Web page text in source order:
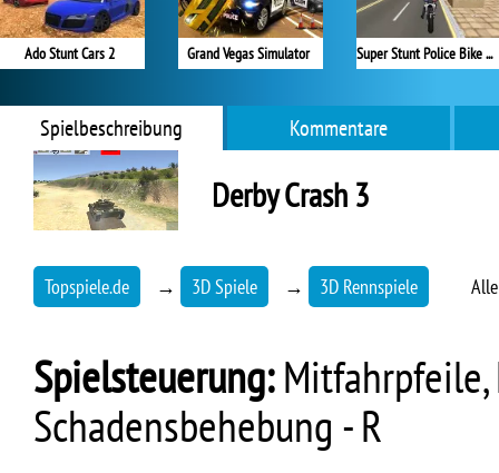
Ado Stunt Cars 2 Grand Vegas Simulator Super Stunt Police Bike Simulator 3D
Spielbeschreibung Kommentare
Derby Crash 3
Topspiele.de → 3D Spiele → 3D Rennspiele
Spielsteuerung:Mitfahrpfeile,
Schadensbehebung - R